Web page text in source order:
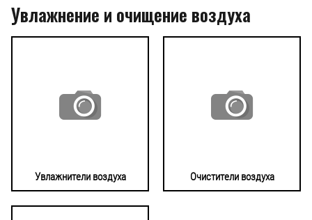
Увлажнение и очищение воздуха
Увлажнители воздуха Очистители воздуха